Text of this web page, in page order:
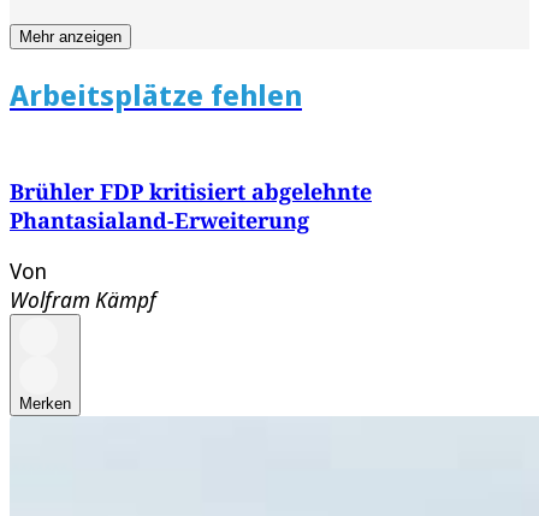
Mehr anzeigen
Arbeitsplätze fehlen
Brühler FDP kritisiert abgelehnte
Phantasialand-Erweiterung
Von
Wolfram Kämpf
Merken